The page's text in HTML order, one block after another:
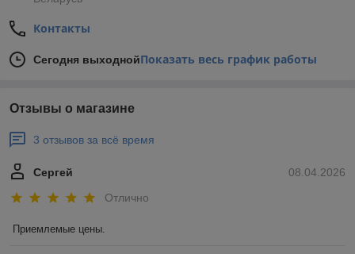
Контакты
Сегодня выходнойПоказать весь график работы
Отзывы о магазине
3 отзывов за всё время
08.04.2026
Сергей
Отлично
Приемлемые цены.